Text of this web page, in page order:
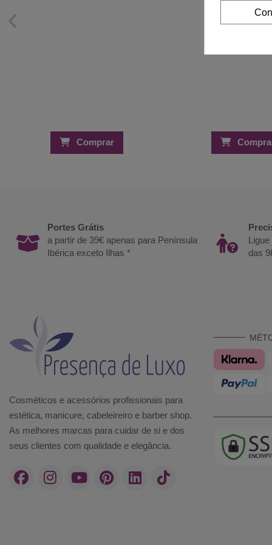
Comprar
Portes Grátis
a partir de 39€ apenas para Península
Ibérica exceto Ilhas *
das
Cosméticos e acessórios profissionais para
estética, manicure, cabeleireiro e barber shop.
As melhores marcas para cuidar de si e dos
seus clientes com qualidade e elegância.